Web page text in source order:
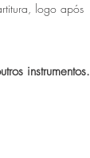
logo após
instrumentos.